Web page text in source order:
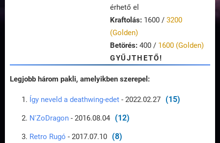
érhető el
Kraftolás: 1600 / 3200
(Golden)
Betörés: 400 / 1600 (Golden)
GYŰJTHETŐ!
Legjobb három pakli, amelyikben szerepel:
Így neveld a deathwing-edet - 2022.02.27 (15)
N'ZoDragon - 2016.08.04 (12)
Retro Rugó - 2017.07.10 (8)